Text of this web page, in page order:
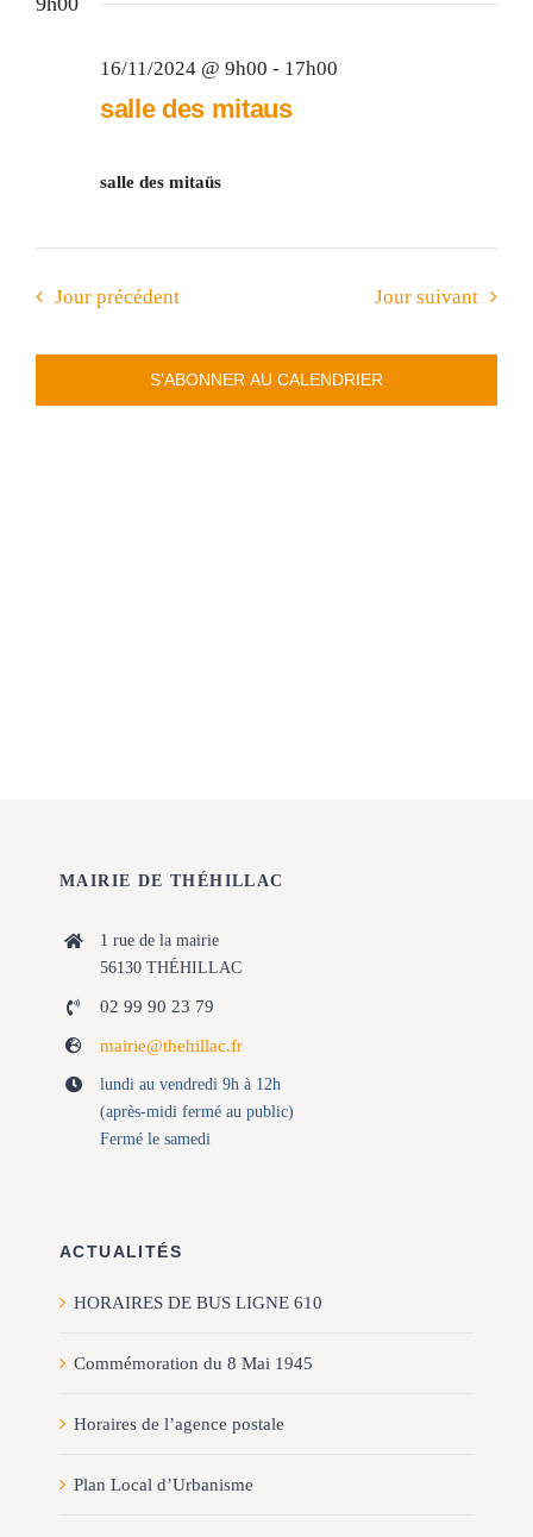
SANTÉ & SOCIAL
salle des mitaus
16/11/2024 @ 9h00 - 17h00
salle des mitaüs
Jour précédent Jour suivant
S’ABONNER AU CALENDRIER
MAIRIE DE THÉHILLAC
1 rue de la mairie
56130 THÉHILLAC
02 99 90 23 79
mairie@thehillac.fr
lundi au vendredi 9h à 12h
(après-midi fermé au public)
Fermé le samedi
ACTUALITÉS
HORAIRES DE BUS LIGNE 610
Commémoration du 8 Mai 1945
Horaires de l’agence postale
Plan Local d’Urbanisme